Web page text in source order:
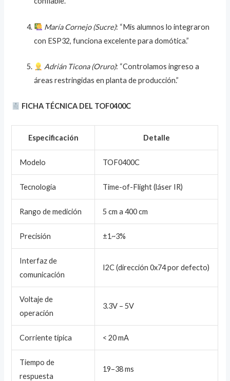
María Cornejo (Sucre): “Mis alumnos lo integraron
con ESP32, funciona excelente para domótica.”
Adrián Ticona (Oruro): “Controlamos ingreso a
áreas restringidas en planta de producción.”
FICHA TÉCNICA DEL TOF0400C
Especificación Detalle
Modelo TOF0400C
Tecnología Time-of-Flight (láser IR)
Rango de medición 5 cm a 400 cm
Precisión ±1~3%
Interfaz de
comunicación
I2C (dirección 0x74 por defecto)
Voltaje de
operación
3.3V – 5V
Corriente típica < 20 mA
Tiempo de
respuesta
19–38 ms